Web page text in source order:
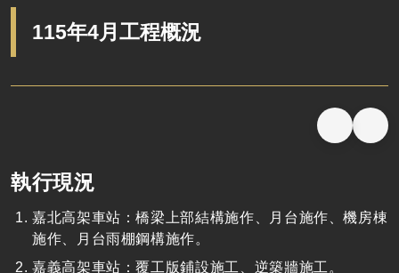
115年4月工程概況
執行現況
嘉北高架車站：橋梁上部結構施作、月台施作、機房棟
施作、月台雨棚鋼構施作。
嘉義高架車站：覆工版鋪設施工、逆築牆施工。